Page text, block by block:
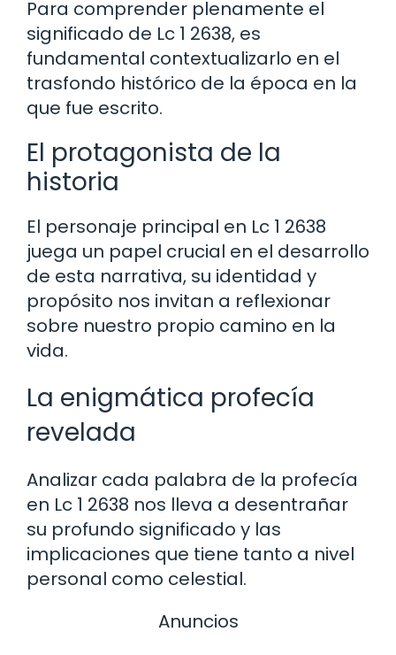
Para comprender plenamente el
significado de Lc 1 2638, es
fundamental contextualizarlo en el
trasfondo histórico de la época en la
que fue escrito.
El protagonista de la
historia
El personaje principal en Lc 1 2638
juega un papel crucial en el desarrollo
de esta narrativa, su identidad y
propósito nos invitan a reflexionar
sobre nuestro propio camino en la
vida.
La enigmática profecía
revelada
Analizar cada palabra de la profecía
en Lc 1 2638 nos lleva a desentrañar
su profundo significado y las
implicaciones que tiene tanto a nivel
personal como celestial.
Anuncios